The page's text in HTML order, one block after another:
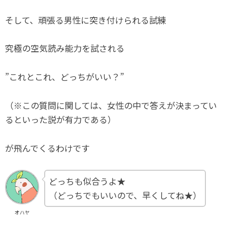
そして、頑張る男性に突き付けられる試練
究極の空気読み能力を試される
”これとこれ、どっちがいい？”
（※この質問に関しては、女性の中で答えが決まってい
るといった説が有力である）
が飛んでくるわけです
オハヤ
どっちも似合うよ★
（どっちでもいいので、早くしてね★）